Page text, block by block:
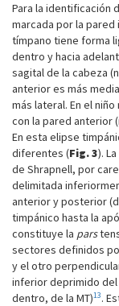
Para la identificación
marcada por la pared
tímpano tiene forma
dentro y hacia
sagital de la cabeza
anterior es más
más lateral. En el
con la pared anterior
En esta elipse
diferentes (Fig. 3).
de Shrapnell, por
delimitada
anterior y posterior
timpánico hasta la
constituye la pars
sectores definidos
y el otro
inferior deprimido del
dentro, de la MT)13.